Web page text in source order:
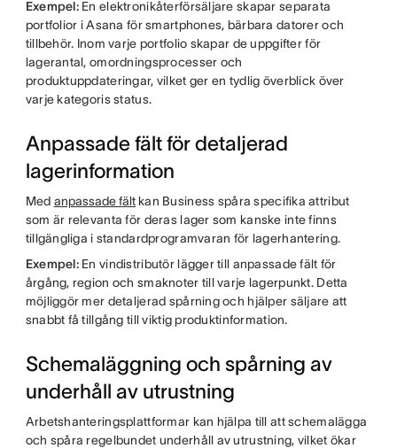
Exempel:En elektronikåterförsäljare skapar separata
portfolior i Asana för smartphones, bärbara datorer och
tillbehör. Inom varje portfolio skapar de uppgifter för
lagerantal, omordningsprocesser och
produktuppdateringar, vilket ger en tydlig överblick över
varje kategoris status.
Anpassade fält för detaljerad
lagerinformation
Med anpassade fältkan Business spåra specifika attribut
som är relevanta för deras lager som kanske inte finns
tillgängliga i standardprogramvaran för lagerhantering.
Exempel:En vindistributör lägger till anpassade fält för
årgång, region och smaknoter till varje lagerpunkt. Detta
möjliggör mer detaljerad spårning och hjälper säljare att
snabbt få tillgång till viktig produktinformation.
Schemaläggning och spårning av
underhåll av utrustning
Arbetshanteringsplattformar kan hjälpa till att schemalägga
och spåra regelbundet underhåll av utrustning, vilket ökar